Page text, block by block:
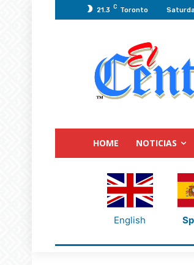
21.3 C Toronto
HOME NOTICIAS
English